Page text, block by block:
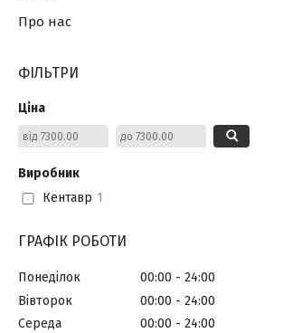
Про нас
ФІЛЬТРИ
Ціна
Виробник
Кентавр 1
ГРАФІК РОБОТИ
Понеділок 00:00
24:00
Вівторок
00:00
24:00
Середа
00:00
24:00